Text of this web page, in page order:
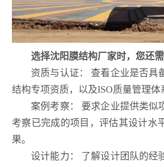
选择沈阳膜结构厂家时，您还
资质与认证： 查看企业是否具
结构专项资质，以及ISO质量管理体
案例考察： 要求企业提供类似
考察已完成的项目，评估其设计水
果。
设计能力： 了解设计团队的经